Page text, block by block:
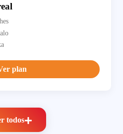
plan
todos